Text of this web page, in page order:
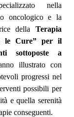
nella
oncologico e la
dellaTerapia
le Cure” per il
sottoposte a
illustrato con
progressi nel
possibili per
e quella serenità
conseguenti.